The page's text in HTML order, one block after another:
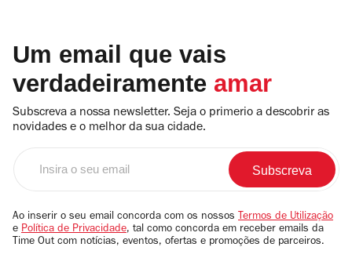
Um email que vais
verdadeiramente amar
Subscreva a nossa newsletter. Seja o primerio a descobrir as
novidades e o melhor da sua cidade.
email
Ao inserir o seu email concorda com os nossos Termos de Utilização
e Política de Privacidade, tal como concorda em receber emails da
Time Out com notícias, eventos, ofertas e promoções de parceiros.